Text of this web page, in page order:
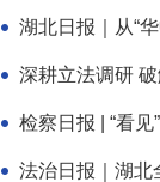
湖北日报｜从“
深耕立法调研
检察日报 | “看
法治日报｜湖北